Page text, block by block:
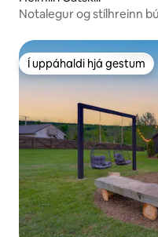
Notalegur og stílhreinn
Í uppáhaldi hjá gestum
Í uppáhaldi hjá gestum